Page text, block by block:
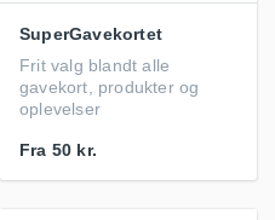
SuperGavekortet
Frit valg blandt alle
gavekort, produkter og
oplevelser
Fra 50 kr.